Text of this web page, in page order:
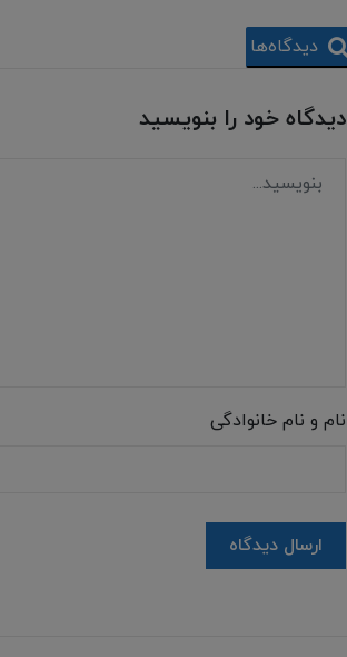
دیدگاه‌ها
دیدگاه خود را بنویسید
نام و نام خانوادگی
ارسال دیدگاه